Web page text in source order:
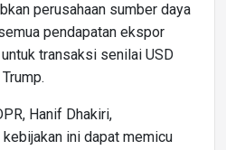
perusahaan sumber daya
pendapatan ekspor
transaksi senilai USD
Hanif Dhakiri,
ini dapat memicu